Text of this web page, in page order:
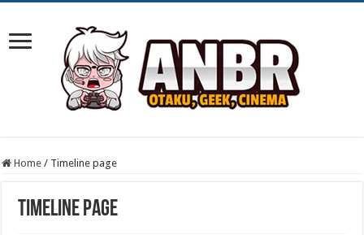
Home / Timeline page
Timeline page